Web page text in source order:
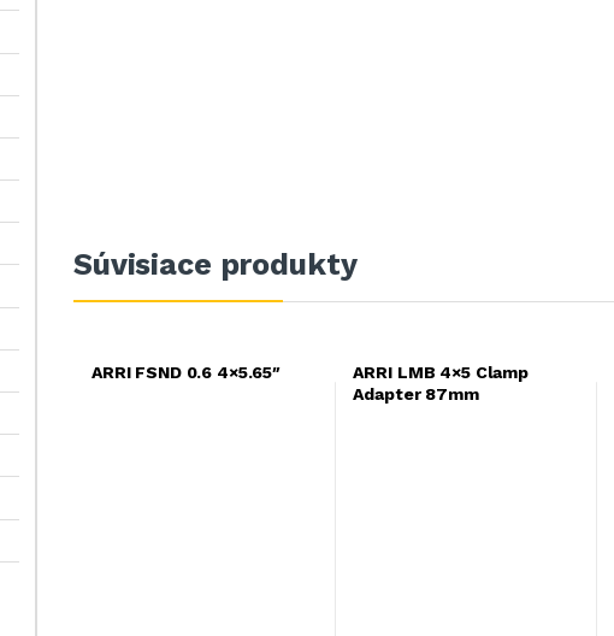
Súvisiace produkty
ARRI FSND 0.6 4×5.65″
ARRI LMB 4×5 Clamp
Adapter 87mm